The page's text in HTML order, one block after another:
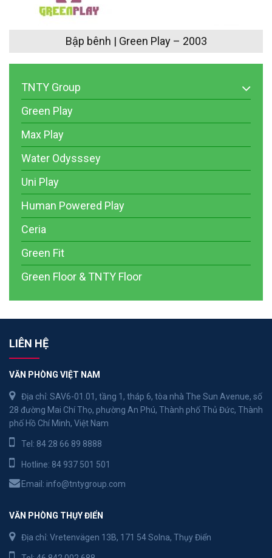
Bập bênh | Green Play – 2003
TNTY Group
Green Play
Max Play
Water Odysssey
Uni Play
Human Powered Play
Ceria
Green Fit
Green Floor & TNTY Floor
LIÊN HỆ
VĂN PHÒNG VIỆT NAM
Địa chỉ: SAV6-01.01, tầng 1, tháp 6, tòa nhà The Sun Avenue, số
28 đường Mai Chí Thọ, phường An Phú, Thành phố Thủ Đức, Thành
phố Hồ Chí Minh, Việt Nam
Tel: 84 28 66 89 8888
Hotline: 84 937 501 501
Email: info@tntygroup.com
VĂN PHÒNG THỤY ĐIỂN
Địa chỉ: Vretenvägen 13B, 171 54 Solna, Thụy Điển